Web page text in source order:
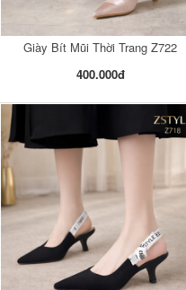
Giày Bít Mũi Thời Trang Z722
400.000đ